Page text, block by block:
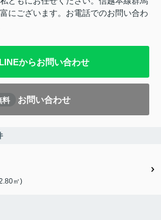
にございます。お電話でのお問い合わ
LINEからお問い合わせ
料 お問い合わせ
㎡)